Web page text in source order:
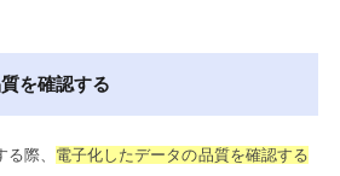
を確認する
際、 電子化したデータの品質を確認する